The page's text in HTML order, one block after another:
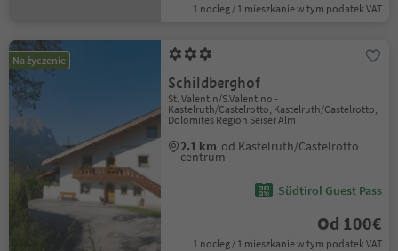
1 nocleg / 1 mieszkanie w tym podatek VAT
Na życzenie
Schildberghof
St. Valentin/S.Valentino -
Kastelruth/Castelrotto, Kastelruth/Castelrotto,
Dolomites Region Seiser Alm
2.1 km od Kastelruth/Castelrotto
centrum
Südtirol Guest Pass
Od 100€
1 nocleg / 1 mieszkanie w tym podatek VAT